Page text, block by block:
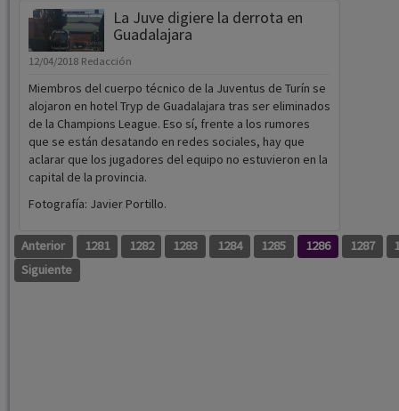
La Juve digiere la derrota en
Guadalajara
12/04/2018 Redacción
Miembros del cuerpo técnico de la Juventus de Turín se
alojaron en hotel Tryp de Guadalajara tras ser eliminados
de la Champions League. Eso sí, frente a los rumores
que se están desatando en redes sociales, hay que
aclarar que los jugadores del equipo no estuvieron en la
capital de la provincia.
Fotografía: Javier Portillo.
Anterior 1281 1282 1283 1284 1285 1286 1287
Siguiente